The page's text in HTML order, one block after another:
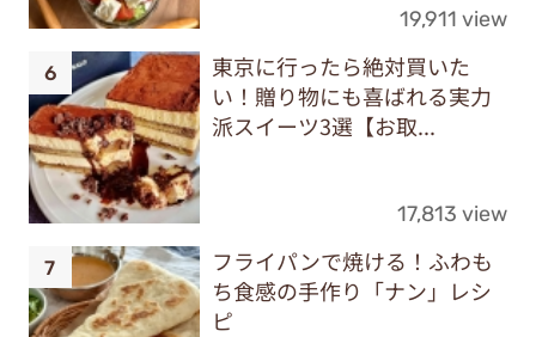
19,911 view
東京に行ったら絶対買いた
い！贈り物にも喜ばれる実力
派スイーツ3選【お取...
17,813 view
フライパンで焼ける！ふわも
ち食感の手作り「ナン」レシ
ピ